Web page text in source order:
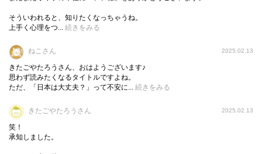
そういわれると、知りたくなっちゃうね。
上手く心理をつ... 続きをみる
ねこさん 2025.02.13
きたごやたろうさん、おはようございます♪
思わず読みたくなるタイトルですよね。
ただ、「日本は大丈夫？」って不安に... 続きをみる
きたごやたろうさん 2025.02.13
笑！
承知しました。